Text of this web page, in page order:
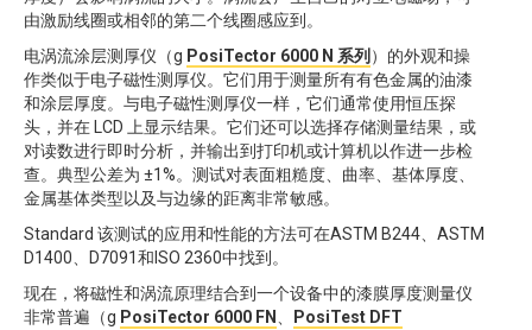
由激励线圈或相邻的第二个线圈感应到。
电涡流涂层测厚仪（g PosiTector 6000 N 系列 ）的外观和操
作类似于电子磁性测厚仪。它们用于测量所有有色金属的油漆
和涂层厚度。与电子磁性测厚仪一样，它们通常使用恒压探
头，并在 LCD 上显示结果。它们还可以选择存储测量结果，或
对读数进行即时分析，并输出到打印机或计算机以作进一步检
查。典型公差为 ±1%。测试对表面粗糙度、曲率、基体厚度、
金属基体类型以及与边缘的距离非常敏感。
Standard 该测试的应用和性能的方法可在ASTM B244、ASTM
D1400、D7091和ISO 2360中找到。
现在，将磁性和涡流原理结合到一个设备中的漆膜厚度测量仪
非常普遍（g PosiTector 6000 FN
PosiTest DFT